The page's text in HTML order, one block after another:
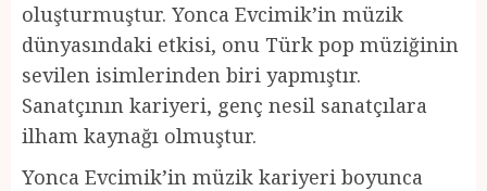
oluşturmuştur. Yonca Evcimik’in müzik
dünyasındaki etkisi, onu Türk pop müziğinin
sevilen isimlerinden biri yapmıştır.
Sanatçının kariyeri, genç nesil sanatçılara
ilham kaynağı olmuştur.
Yonca Evcimik’in müzik kariyeri boyunca